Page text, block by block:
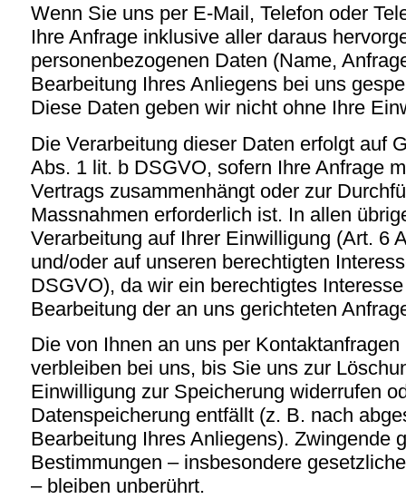
Wenn Sie uns per E-Mail, Telefon oder
Ihre Anfrage inklusive aller daraus
personenbezogenen Daten (Name,
Bearbeitung Ihres Anliegens bei uns
Diese Daten geben wir nicht ohne Ihre
Die Verarbeitung dieser Daten erfolgt auf
Abs. 1 lit. b DSGVO, sofern Ihre Anfrage
Vertrags zusammenhängt oder zur
Massnahmen erforderlich ist. In allen
Verarbeitung auf Ihrer Einwilligung (Art. 6
und/oder auf unseren berechtigten
DSGVO), da wir ein berechtigtes
Bearbeitung der an uns gerichteten
Die von Ihnen an uns per
verbleiben bei uns, bis Sie uns zur
Einwilligung zur Speicherung widerrufen
Datenspeicherung entfällt (z. B. nach
Bearbeitung Ihres Anliegens). Zwingende
Bestimmungen – insbesondere
– bleiben unberührt.